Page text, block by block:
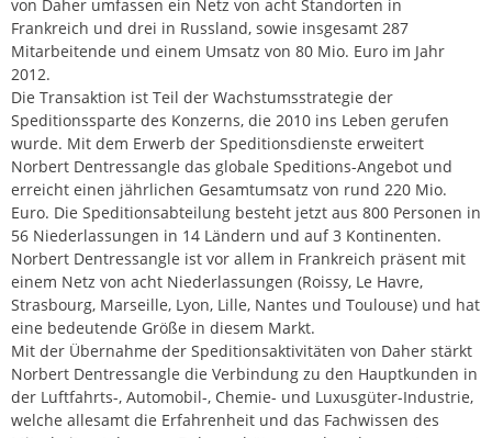
von Daher umfassen ein Netz von acht Standorten in
Frankreich und drei in Russland, sowie insgesamt 287
Mitarbeitende und einem Umsatz von 80 Mio. Euro im Jahr
2012.
Die Transaktion ist Teil der Wachstumsstrategie der
Speditionssparte des Konzerns, die 2010 ins Leben gerufen
wurde. Mit dem Erwerb der Speditionsdienste erweitert
Norbert Dentressangle das globale Speditions-Angebot und
erreicht einen jährlichen Gesamtumsatz von rund 220 Mio.
Euro. Die Speditionsabteilung besteht jetzt aus 800 Personen in
56 Niederlassungen in 14 Ländern und auf 3 Kontinenten.
Norbert Dentressangle ist vor allem in Frankreich präsent mit
einem Netz von acht Niederlassungen (Roissy, Le Havre,
Strasbourg, Marseille, Lyon, Lille, Nantes und Toulouse) und hat
eine bedeutende Größe in diesem Markt.
Mit der Übernahme der Speditionsaktivitäten von Daher stärkt
Norbert Dentressangle die Verbindung zu den Hauptkunden in
der Luftfahrts-, Automobil-, Chemie- und Luxusgüter-Industrie,
welche allesamt die Erfahrenheit und das Fachwissen des